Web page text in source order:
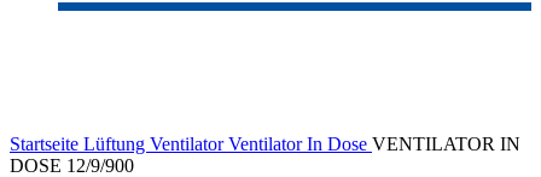
Startseite Lüftung VentilatorVentilator In Dose VENTILATOR IN
DOSE 12/9/900